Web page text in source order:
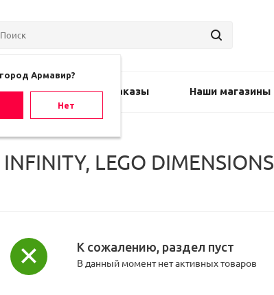
Армавир?
Нет
игру Предзаказы Наши магазины
LEGO DIMENSIONS
К сожалению, раздел пуст
В данный момент нет активных товаров